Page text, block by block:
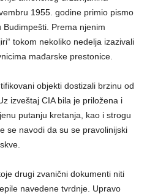
1955. godine primio pismo
Prema njenim
tokom nekoliko nedelja izazivali
mađarske prestonice.
objekti dostizali brzinu od
izveštaj CIA bila je priložena i
putanju kretanja, kao i strogu
se navodi da su se pravolinijski
drugi zvanični dokumenti niti
navedene tvrdnje. Upravo